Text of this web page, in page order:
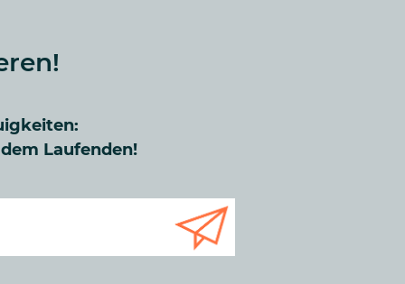
Laufenden!